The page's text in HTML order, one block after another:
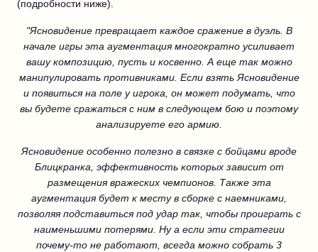
(подробности ниже).
"Ясновидение превращает каждое сражение в дуэль. В
начале игры эта аугментация многократно усиливает
вашу композицию, пусть и косвенно. А еще так можно
манипулировать противниками. Если взять Ясновидение
и появиться на поле у игрока, он может подумать, что
вы будете сражаться с ним в следующем бою и поэтому
анализируете его армию.
Ясновидение особенно полезно в связке с бойцами вроде
Блицкранка, эффективность которых зависит от
размещения вражеских чемпионов. Также эта
аугментация будет к месту в сборке с наемниками,
позволяя подставиться под удар так, чтобы проиграть с
наименьшими потерями. Ну а если эти стратегии
почему-то не работают, всегда можно собрать 3